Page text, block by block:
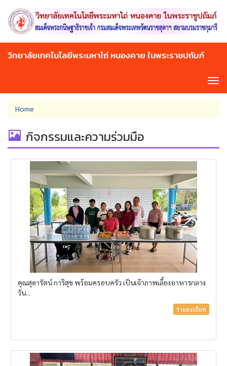
main
content
วิทยาลัยเทคโนโลยีพระมหาไถ่ หนองคาย ในพระราชปถัมภ์
You
are
here
Home
กิจกรรมและความร่วมมือ
คุณสุดารัตน์ การิสุข พร้อมครอบครัว เป็นเจ้าภาพเลี้ยงอาหารกลาง
วัน...
รายละเอียด